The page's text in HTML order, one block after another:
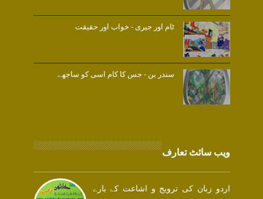
ٹام اور جیری - خواب اور حقیقت
سندر بن - جس کا کام اسی کو ساجھے
ویب سائٹ تعارف
اردو زبان کی ترویج و اشاعت کے بارے